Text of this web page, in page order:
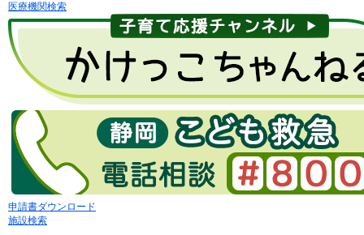
医療機関検索
申請書ダウンロード
施設検索